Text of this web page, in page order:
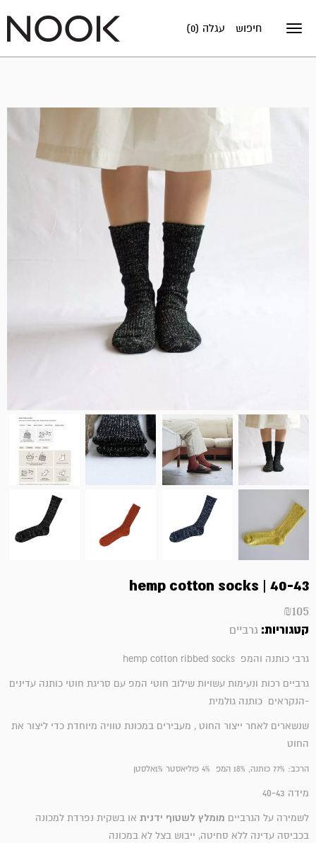
Toggle
עגלה (0) חיפוש
hemp cotton socks | 40-43
₪105
קטגוריות: גרביים
גרבי כותנה והמפ hemp cotton ribbed socks
גרביים רכות ונעימות עשויות שילוב חוטי המפ עם סריגת חוטי כותנה עדינים
-הנקראים כותנה גולמית
שנשארים לאחר ייצור החוט , מעבירים במכונת טוויה מיוחדת כדי ליצור את
החוט
הרכב: 77% כותנה, 18% המפ 4% פוליאסטר 1%אלסטן
מידה 40-43
לשמירה על הגרביים מומלץ לשטוף ידנית או בשקית נפרדת למכונה
בכביסה עדינה ללא סחיטה, ייבוש בצל לא במכונה